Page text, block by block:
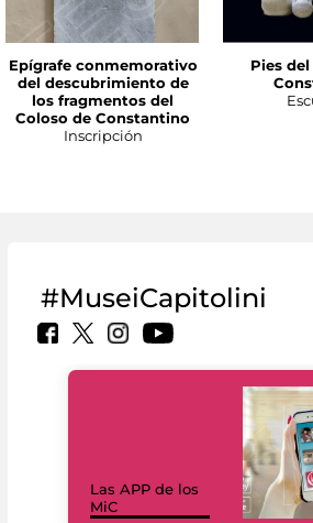
Epígrafe conmemorativo
del descubrimiento de
los fragmentos del
Coloso de Constantino
Inscripción
Pies
#MuseiCapitolini
Las APP de los
MiC